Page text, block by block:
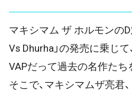
マキシマム ザ ホルモンの
Vs Dhurha」の発売に乗じて
VAPだって過去の名作たち
そこで、マキシマムザ亮君